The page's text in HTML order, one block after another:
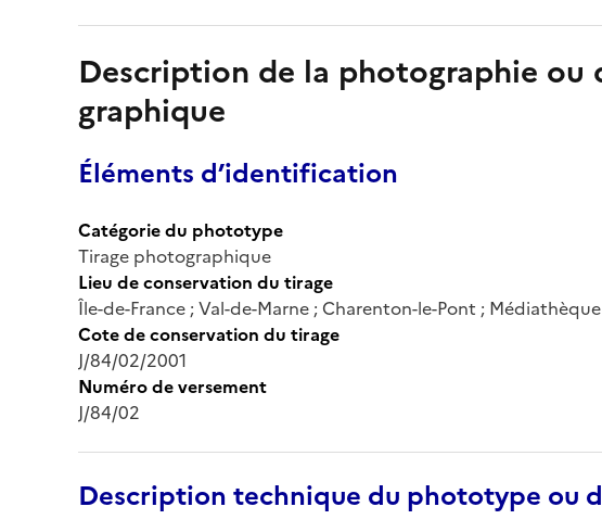
Description de la photographie ou
graphique
Éléments d’identification
Catégorie du phototype
Tirage photographique
Lieu de conservation du tirage
Île-de-France ; Val-de-Marne ; Charenton-le-Pont ;
Cote de conservation du tirage
J/84/02/2001
Numéro de versement
J/84/02
Description technique du phototype ou